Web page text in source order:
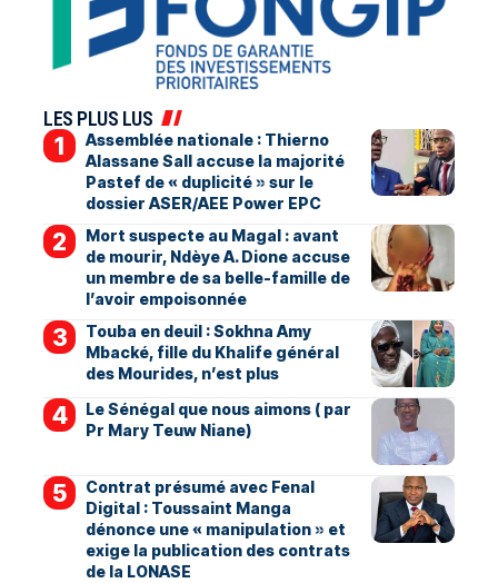
LES PLUS LUS
Assemblée nationale : Thierno
Alassane Sall accuse la majorité
Pastef de « duplicité » sur le
dossier ASER/AEE Power EPC
Mort suspecte au Magal : avant
de mourir, Ndèye A. Dione accuse
un membre de sa belle-famille de
l’avoir empoisonnée
Touba en deuil : Sokhna Amy
Mbacké, fille du Khalife général
des Mourides, n’est plus
Le Sénégal que nous aimons ( par
Pr Mary Teuw Niane)
Contrat présumé avec Fenal
Digital : Toussaint Manga
dénonce une « manipulation » et
exige la publication des contrats
de la LONASE